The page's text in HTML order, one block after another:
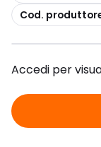
copia
Cod.
Accedi per